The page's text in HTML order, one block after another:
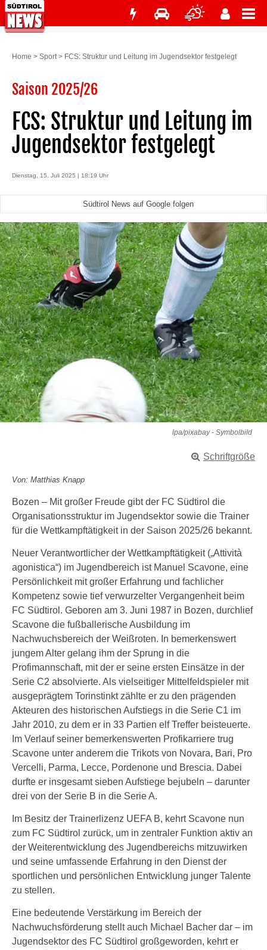
Home > Sport> FCS: Struktur und Leitung im Jugendsektor festgelegt
Saison 2025/26
FCS: Struktur und Leitung im
Jugendsektor festgelegt
Dienstag, 15. Juli 2025 | 18:19 Uhr
Südtirol News auf Google folgen
lpa/pixabay - Symbolbild
Schriftgröße
Von: Matthias Knapp
Bozen – Mit großer Freude gibt der FC Südtirol die
Organisationsstruktur im Jugendsektor sowie die Trainer
für die Wettkampftätigkeit in der Saison 2025/26 bekannt.
Neuer Verantwortlicher der Wettkampftätigkeit („Attività
agonistica“) im Jugendbereich ist Manuel Scavone, eine
Persönlichkeit mit großer Erfahrung und fachlicher
Kompetenz sowie tief verwurzelter Vergangenheit beim
FC Südtirol. Geboren am 3. Juni 1987 in Bozen, durchlief
Scavone die fußballerische Ausbildung im
Nachwuchsbereich der Weißroten. In bemerkenswert
jungem Alter gelang ihm der Sprung in die
Profimannschaft, mit der er seine ersten Einsätze in der
Serie C2 absolvierte. Als vielseitiger Mittelfeldspieler mit
ausgeprägtem Torinstinkt zählte er zu den prägenden
Akteuren des historischen Aufstiegs in die Serie C1 im
Jahr 2010, zu dem er in 33 Partien elf Treffer beisteuerte.
Im Verlauf seiner bemerkenswerten Profikarriere trug
Scavone unter anderem die Trikots von Novara, Bari, Pro
Vercelli, Parma, Lecce, Pordenone und Brescia. Dabei
durfte er insgesamt sieben Aufstiege bejubeln – darunter
drei von der Serie B in die Serie A.
Im Besitz der Trainerlizenz UEFA B, kehrt Scavone nun
zum FC Südtirol zurück, um in zentraler Funktion aktiv an
der Weiterentwicklung des Jugendbereichs mitzuwirken
und seine umfassende Erfahrung in den Dienst der
sportlichen und persönlichen Entwicklung junger Talente
zu stellen.
Eine bedeutende Verstärkung im Bereich der
Nachwuchsförderung stellt auch Michael Bacher dar – im
Jugendsektor des FC Südtirol großgeworden, kehrt er